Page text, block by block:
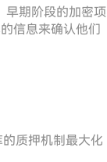
早期阶段的加密项
信息来确认他们
质押机制最大化